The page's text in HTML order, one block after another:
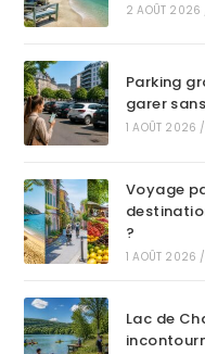
2 AOÛT 2026
Parking
garer
1 AOÛT 2026 /
Voyage
?
1 AOÛT 2026 /
Lac de